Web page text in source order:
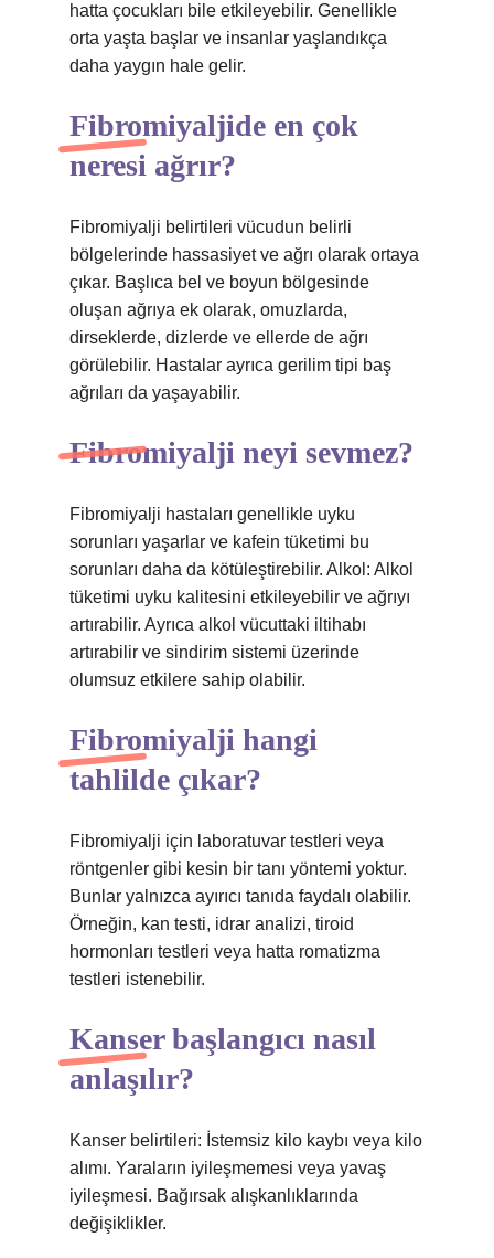
hatta çocukları bile etkileyebilir. Genellikle
orta yaşta başlar ve insanlar yaşlandıkça
daha yaygın hale gelir.
Fibromiyaljide en çok
neresi ağrır?
Fibromiyalji belirtileri vücudun belirli
bölgelerinde hassasiyet ve ağrı olarak ortaya
çıkar. Başlıca bel ve boyun bölgesinde
oluşan ağrıya ek olarak, omuzlarda,
dirseklerde, dizlerde ve ellerde de ağrı
görülebilir. Hastalar ayrıca gerilim tipi baş
ağrıları da yaşayabilir.
Fibromiyalji neyi sevmez?
Fibromiyalji hastaları genellikle uyku
sorunları yaşarlar ve kafein tüketimi bu
sorunları daha da kötüleştirebilir. Alkol: Alkol
tüketimi uyku kalitesini etkileyebilir ve ağrıyı
artırabilir. Ayrıca alkol vücuttaki iltihabı
artırabilir ve sindirim sistemi üzerinde
olumsuz etkilere sahip olabilir.
Fibromiyalji hangi
tahlilde çıkar?
Fibromiyalji için laboratuvar testleri veya
röntgenler gibi kesin bir tanı yöntemi yoktur.
Bunlar yalnızca ayırıcı tanıda faydalı olabilir.
Örneğin, kan testi, idrar analizi, tiroid
hormonları testleri veya hatta romatizma
testleri istenebilir.
Kanser başlangıcı nasıl
anlaşılır?
Kanser belirtileri: İstemsiz kilo kaybı veya kilo
alımı. Yaraların iyileşmemesi veya yavaş
iyileşmesi. Bağırsak alışkanlıklarında
değişiklikler.